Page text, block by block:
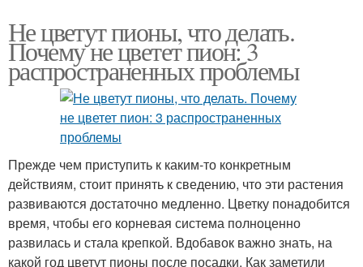
Не цветут пионы, что делать.
Почему не цветет пион: 3
распространенных проблемы
Прежде чем приступить к каким-то конкретным
действиям, стоит принять к сведению, что эти растения
развиваются достаточно медленно. Цветку понадобится
время, чтобы его корневая система полноценно
развилась и стала крепкой. Вдобавок важно знать, на
какой год цветут пионы после посадки. Как заметили